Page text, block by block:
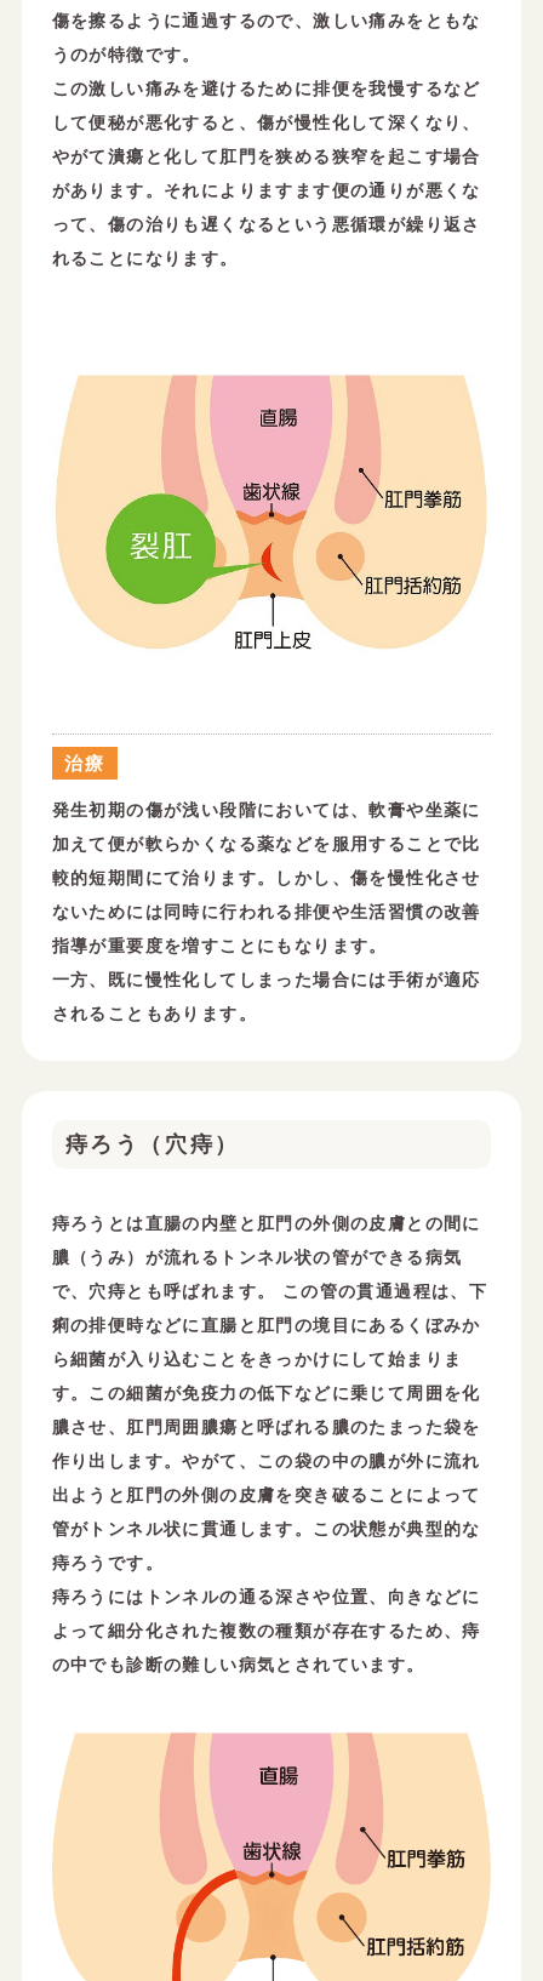
傷を擦るように通過するので、激しい痛みをともな
うのが特徴です。
この激しい痛みを避けるために排便を我慢するなど
して便秘が悪化すると、傷が慢性化して深くなり、
やがて潰瘍と化して肛門を狭める狭窄を起こす場合
があります。それによりますます便の通りが悪くな
って、傷の治りも遅くなるという悪循環が繰り返さ
れることになります。
治療
発生初期の傷が浅い段階においては、軟膏や坐薬に
加えて便が軟らかくなる薬などを服用することで比
較的短期間にて治ります。しかし、傷を慢性化させ
ないためには同時に行われる排便や生活習慣の改善
指導が重要度を増すことにもなります。
一方、既に慢性化してしまった場合には手術が適応
されることもあります。
痔ろう（穴痔）
痔ろうとは直腸の内壁と肛門の外側の皮膚との間に
膿（うみ）が流れるトンネル状の管ができる病気
で、穴痔とも呼ばれます。 この管の貫通過程は、下
痢の排便時などに直腸と肛門の境目にあるくぼみか
ら細菌が入り込むことをきっかけにして始まりま
す。この細菌が免疫力の低下などに乗じて周囲を化
膿させ、肛門周囲膿瘍と呼ばれる膿のたまった袋を
作り出します。やがて、この袋の中の膿が外に流れ
出ようと肛門の外側の皮膚を突き破ることによって
管がトンネル状に貫通します。この状態が典型的な
痔ろうです。
痔ろうにはトンネルの通る深さや位置、向きなどに
よって細分化された複数の種類が存在するため、痔
の中でも診断の難しい病気とされています。